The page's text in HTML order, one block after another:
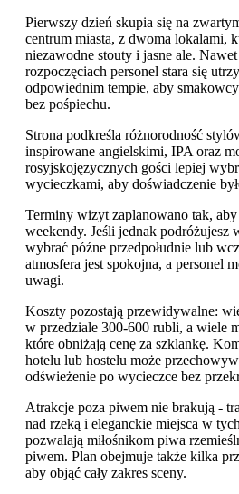
Pierwszy dzień skupia się na
centrum miasta, z dwoma lokalami,
niezawodne stouty i jasne ale.
rozpoczęciach personel stara się
odpowiednim tempie, aby
bez pośpiechu.
Strona podkreśla różnorodność
inspirowane angielskimi, IPA oraz
rosyjskojęzycznych gości lepiej
wycieczkami, aby doświadczenie
Terminy wizyt zaplanowano tak,
weekendy. Jeśli jednak podróżujesz
wybrać późne przedpołudnie lub
atmosfera jest spokojna, a personel
uwagi.
Koszty pozostają przewidywalne:
w przedziale 300-600 rubli, a wiele
które obniżają cenę za szklankę.
hotelu lub hostelu może
odświeżenie po wycieczce bez
Atrakcje poza piwem nie brakują -
nad rzeką i eleganckie miejsca w
pozwalają miłośnikom piwa
piwem. Plan obejmuje także kilka
aby objąć cały zakres sceny.